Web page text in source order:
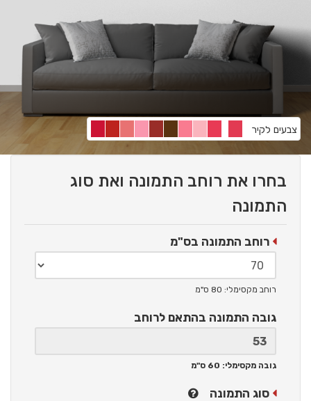
צבעים לקיר
בחרו את רוחב התמונה ואת סוג
התמונה
רוחב התמונה בס"מ
רוחב מקסימלי: 80 ס"מ
גובה התמונה בהתאם לרוחב
גובה מקסימלי: 60 ס"מ
סוג התמונה